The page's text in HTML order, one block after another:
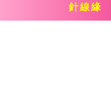
針線緣